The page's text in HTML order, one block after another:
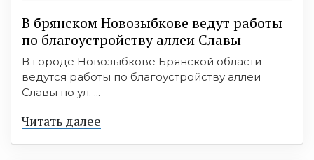
В брянском Новозыбкове ведут работы
по благоустройству аллеи Славы
В городе Новозыбкове Брянской области
ведутся работы по благоустройству аллеи
Славы по ул. ...
Читать далее